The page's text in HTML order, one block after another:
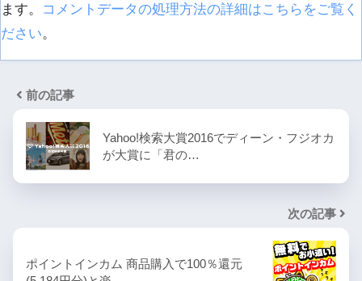
ます。
コメントデータの処理方法の詳細はこちらをご覧く
ださい。
前の記事
Yahoo!検索大賞2016でディーン・フジオカ
が大賞に「君の…
次の記事
ポイントインカム 商品購入で100％還元